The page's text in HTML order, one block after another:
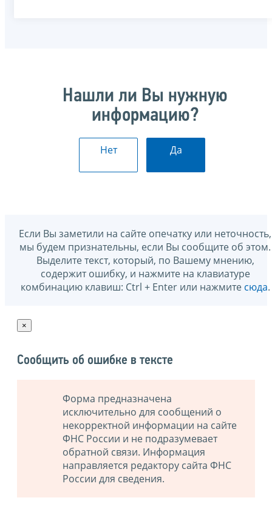
Нашли ли Вы нужную
информацию?
Нет Да
Если Вы заметили на сайте опечатку или неточность,
мы будем признательны, если Вы сообщите об этом.
Выделите текст, который, по Вашему мнению,
содержит ошибку, и нажмите на клавиатуре
комбинацию клавиш: Ctrl + Enter или нажмите сюда.
×
Сообщить об ошибке в тексте
Форма предназначена
исключительно для сообщений о
некорректной информации на сайте
ФНС России и не подразумевает
обратной связи. Информация
направляется редактору сайта ФНС
России для сведения.